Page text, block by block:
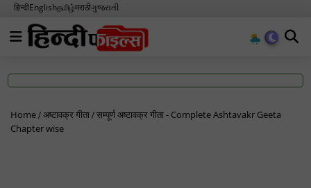
हिन्दीEnglishதமிழ்मराठीગુજરાતી
Home अष्टावक्र गीता सम्पूर्ण अष्टावक्र गीता - Complete Ashtavakr Geeta
Chapter wise